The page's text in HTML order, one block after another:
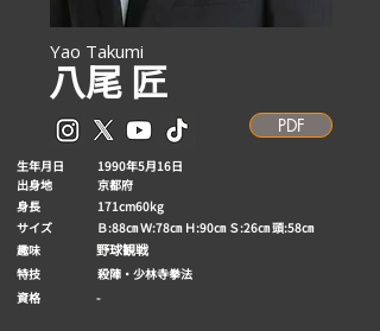
Yao Takumi
八尾 匠
PDF
生年月日
1990年5月16日
出身地
京都府
身長
171cm60kg
サイズ
趣味
Ｂ:88㎝ Ｗ:78㎝ Ｈ:90㎝ Ｓ:26㎝ 頭:58㎝
野球観戦
​特技
殺陣・少林寺拳法
資格
-